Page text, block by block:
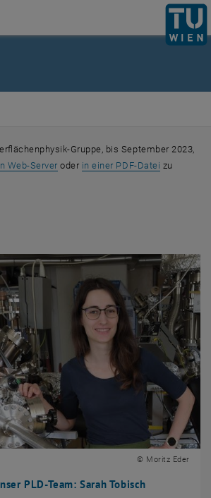
Gruppe, bis September 2023,
Web-Server, öffnet eine externe URL in einem
oder in einer PDF-Datei , öffnet
zu
PLD-Team: Sarah Tobisch
© Moritz Eder